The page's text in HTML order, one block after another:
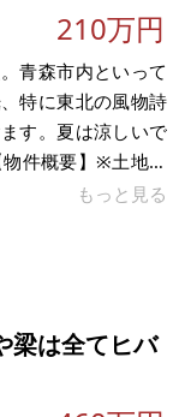
210万円
青森市内といって
特に東北の風物詩
す。夏は涼しいで
物：なし 構造： 現
もっと見る
梁は全てヒバ